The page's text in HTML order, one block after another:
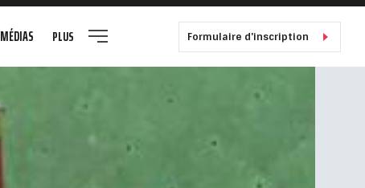
MÉDIAS PLUS Formulaire d'inscription